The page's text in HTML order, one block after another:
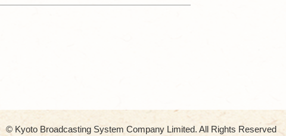
© Kyoto Broadcasting System Company Limited. All Rights Reserved